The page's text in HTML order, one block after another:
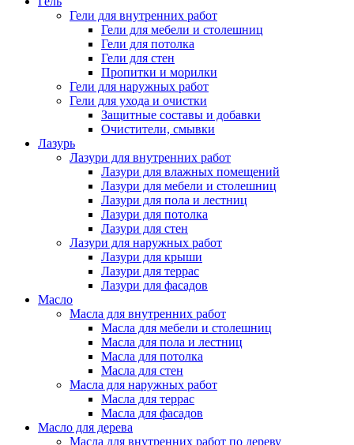
Гели для внутренних работ
Гели для мебели и столешниц
Гели для потолка
Гели для стен
Пропитки и морилки
Гели для наружных работ
Гели для ухода и очистки
Защитные составы и добавки
Очистители, смывки
Лазурь
Лазури для внутренних работ
Лазури для влажных помещений
Лазури для мебели и столешниц
Лазури для пола и лестниц
Лазури для потолка
Лазури для стен
Лазури для наружных работ
Лазури для крыши
Лазури для террас
Лазури для фасадов
Масло
Масла для внутренних работ
Масла для мебели и столешниц
Масла для пола и лестниц
Масла для потолка
Масла для стен
Масла для наружных работ
Масла для террас
Масла для фасадов
Масло для дерева
Масла для внутренних работ по дереву